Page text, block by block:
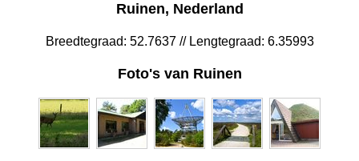
Ruinen, Nederland
Breedtegraad: 52.7637 // Lengtegraad: 6.35993
Foto's van Ruinen